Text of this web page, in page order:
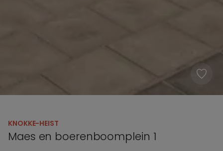
KNOKKE-HEIST
Maes en boerenboomplein 1